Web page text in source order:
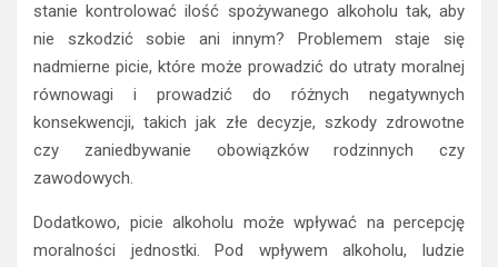
stanie kontrolować ilość spożywanego alkoholu tak, aby
nie szkodzić sobie ani innym? Problemem staje się
nadmierne picie, które może prowadzić do utraty moralnej
równowagi i prowadzić do różnych negatywnych
konsekwencji, takich jak złe decyzje, szkody zdrowotne
czy zaniedbywanie obowiązków rodzinnych czy
zawodowych.
Dodatkowo, picie alkoholu może wpływać na percepcję
moralności jednostki. Pod wpływem alkoholu, ludzie